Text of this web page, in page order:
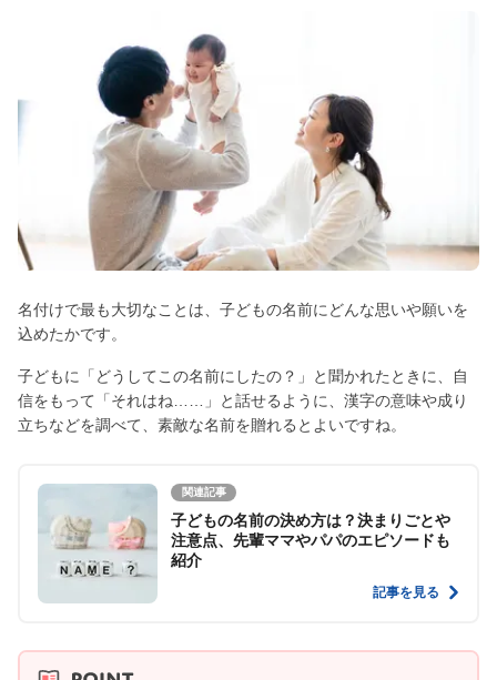
名付けで最も大切なことは、子どもの名前にどんな思いや願いを
込めたかです。
子どもに「どうしてこの名前にしたの？」と聞かれたときに、自
信をもって「それはね……」と話せるように、漢字の意味や成り
立ちなどを調べて、素敵な名前を贈れるとよいですね。
関連記事
子どもの名前の決め方は？決まりごとや
注意点、先輩ママやパパのエピソードも
紹介
記事を見る